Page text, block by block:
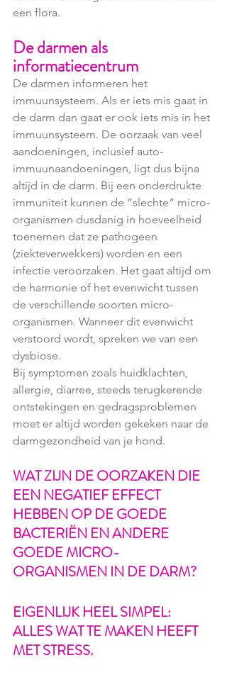
een flora.
De darmen als
informatiecentrum
De darmen informeren het
immuunsysteem. Als er iets mis gaat in
de darm dan gaat er ook iets mis in het
immuunsysteem. De oorzaak van veel
aandoeningen, inclusief auto-
immuunaandoeningen, ligt dus bijna
altijd in de darm. Bij een onderdrukte
immuniteit kunnen de “slechte” micro-
organismen dusdanig in hoeveelheid
toenemen dat ze pathogeen
(ziekteverwekkers) worden en een
infectie veroorzaken. Het gaat altijd om
de harmonie of het evenwicht tussen
de verschillende soorten micro-
organismen. Wanneer dit evenwicht
verstoord wordt, spreken we van een
dysbiose.
Bij symptomen zoals huidklachten,
allergie, diarree, steeds terugkerende
ontstekingen en gedragsproblemen
moet er altijd worden gekeken naar de
darmgezondheid van je hond.
WAT ZIJN DE OORZAKEN DIE
EEN NEGATIEF EFFECT
HEBBEN OP DE GOEDE
BACTERIËN EN ANDERE
GOEDE MICRO-
ORGANISMEN IN DE DARM?
EIGENLIJK HEEL SIMPEL:
ALLES WAT TE MAKEN HEEFT
MET STRESS.